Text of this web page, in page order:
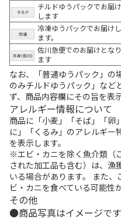
チルドゆうパックでお届け
します
冷凍ゆうパックでお届けし
ます。
佐川急便でのお届けとなり
ます
なお、「普通ゆうパック」の
のみチルドゆうパック」など
ず、商品内容欄にその旨を表
アレルギー情報について
商品に「小麦」「そば」「卵
に」「くるみ」のアレルギー
を表示します。
※エビ・カニを除く魚介類（
された加工品も含む）は、漁
いる場合があります。 また
ビ・カニを食べている可能性
その他
商品写真はイメージです